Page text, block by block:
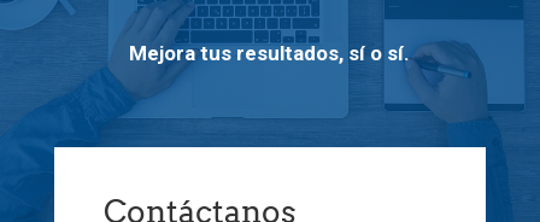
Mejora tus resultados, sí o sí.
Contáctanos